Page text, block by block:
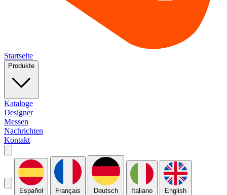
Startseite
Produkte
Kataloge
Designer
Messen
Nachrichten
Kontakt
Español Français Deutsch Italiano English